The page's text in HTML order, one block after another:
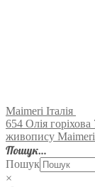
Maimeri Італія
654 Олія
живопису Maimeri
Пошук…
Пошук
×